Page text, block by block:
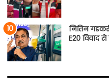
नितिन
E20 विवाद